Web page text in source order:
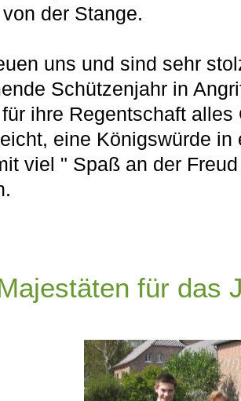
der Stange.
uns und sind sehr
Schützenjahr in
ihre Regentschaft
eine Königswürde
viel " Spaß an der
für das